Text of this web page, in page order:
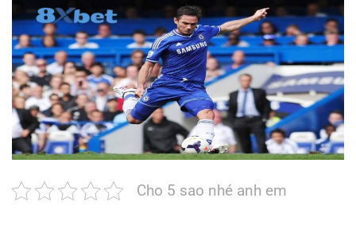
Cho 5 sao nhé anh em